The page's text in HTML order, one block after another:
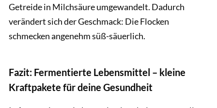
Getreide in Milchsäure umgewandelt. Dadurch
verändert sich der Geschmack: Die Flocken
schmecken angenehm süß-säuerlich.
Fazit: Fermentierte Lebensmittel – kleine
Kraftpakete für deine Gesundheit